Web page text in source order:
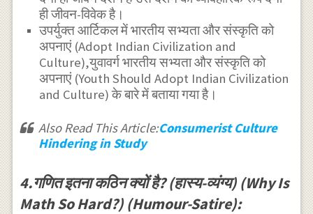
ही जीवन-विवेक है।
उपर्युक्त आर्टिकल में भारतीय सभ्यता और संस्कृति को
अपनाएं (Adopt Indian Civilization and
Culture),युवावर्ग भारतीय सभ्यता और संस्कृति को
अपनाएं (Youth Should Adopt Indian Civilization
and Culture) के बारे में बताया गया है।
Also Read This Article:Consumerist Culture
Hindering in Study
4.गणित इतना कठिन क्यों है? (हास्य-व्यंग्य) (Why Is
Math So Hard?) (Humour-Satire):